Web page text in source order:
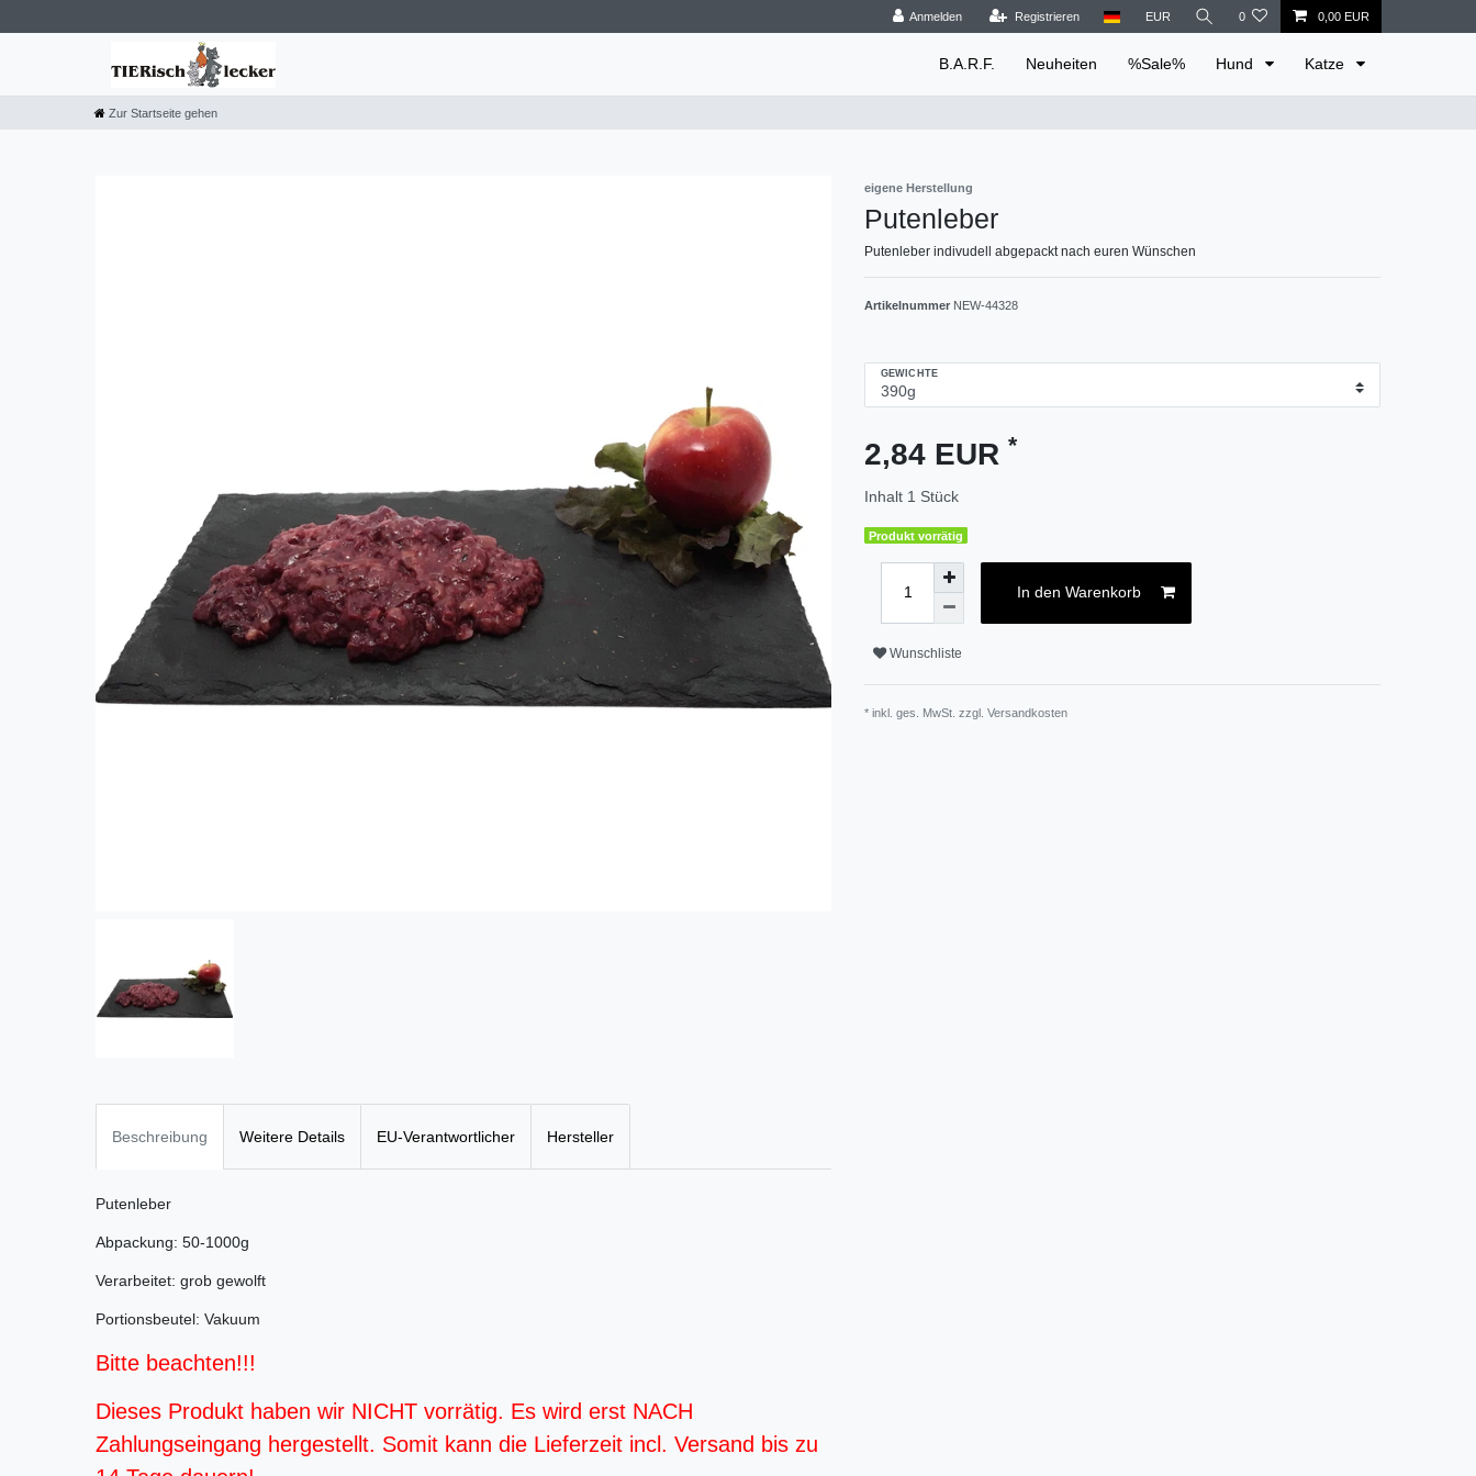
Anmelden Registrieren EUR 0 0,00 EUR
B.A.R.F. Neuheiten %Sale% Hund Katze
Zur Startseite gehen
eigene Herstellung
Putenleber
Putenleber indivudell abgepackt nach euren Wünschen
Artikelnummer NEW-44328
GEWICHTE
2,84 EUR *
Inhalt 1 Stück
Produkt vorrätig
In den Warenkorb
Wunschliste
* inkl. ges. MwSt. zzgl. Versandkosten
Beschreibung Weitere Details EU-Verantwortlicher Hersteller
Putenleber
Abpackung: 50-1000g
Verarbeitet: grob gewolft
Portionsbeutel: Vakuum
Bitte beachten!!!
Dieses Produkt haben wir NICHT vorrätig. Es wird erst NACH
Zahlungseingang hergestellt. Somit kann die Lieferzeit incl. Versand bis zu